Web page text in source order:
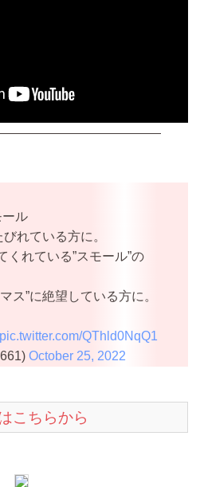
ール
れている方に。
くれている”スモール”の
ス”に絶望している方に。
pic.twitter.com/QThld0NqQ1
October 25, 2022
こちらから